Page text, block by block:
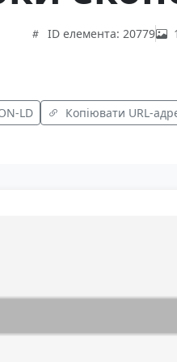
ID елемента: 20779
LD Копіювати URL-